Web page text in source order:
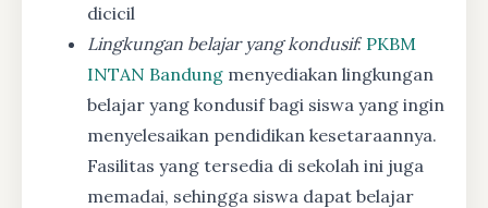
dicicil
Lingkungan belajar yang kondusif: PKBM
INTAN Bandung menyediakan lingkungan
belajar yang kondusif bagi siswa yang ingin
menyelesaikan pendidikan kesetaraannya.
Fasilitas yang tersedia di sekolah ini juga
memadai, sehingga siswa dapat belajar